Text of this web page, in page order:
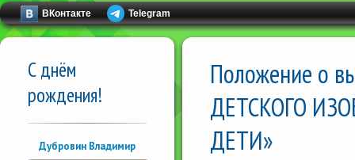
ВКонтакте Telegram
С днём
рождения!
Дубровин Владимир
Положение о
ДЕТСКОГО
ДЕТИ»